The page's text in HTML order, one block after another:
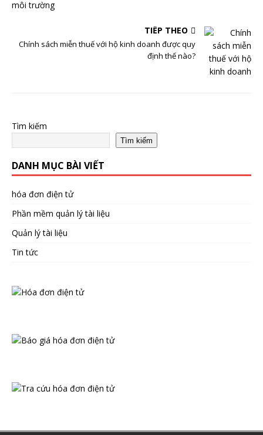
TIẾP THEO
Chính sách miễn thuế với hộ kinh doanh được quy
định thế nào?
Tìm kiếm
Tìm kiếm
DANH MỤC BÀI VIẾT
hóa đơn điện tử
Phần mềm quản lý tài liệu
Quản lý tài liệu
Tin tức